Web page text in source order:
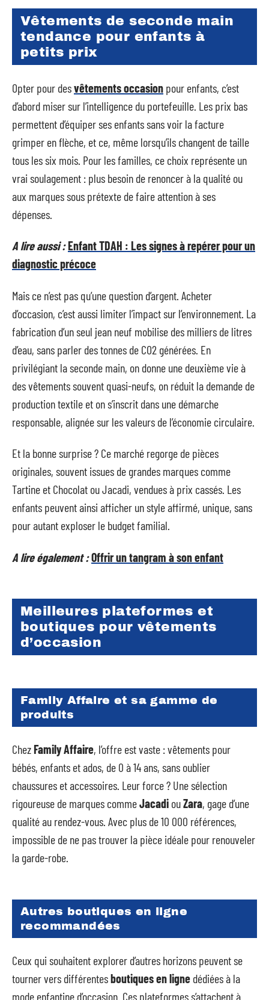
Vêtements de seconde main
tendance pour enfants à
petits prix
Opter pour desvêtements occasion pour enfants, c’est
d’abord miser sur l’intelligence du portefeuille. Les prix bas
permettent d’équiper ses enfants sans voir la facture
grimper en flèche, et ce, même lorsqu’ils changent de taille
tous les six mois. Pour les familles, ce choix représente un
vrai soulagement : plus besoin de renoncer à la qualité ou
aux marques sous prétexte de faire attention à ses
dépenses.
A lire aussi :Enfant TDAH : Les signes à repérer pour un
diagnostic précoce
Mais ce n’est pas qu’une question d’argent. Acheter
d’occasion, c’est aussi limiter l’impact sur l’environnement. La
fabrication d’un seul jean neuf mobilise des milliers de litres
d’eau, sans parler des tonnes de CO2 générées. En
privilégiant la seconde main, on donne une deuxième vie à
des vêtements souvent quasi-neufs, on réduit la demande de
production textile et on s’inscrit dans une démarche
responsable, alignée sur les valeurs de l’économie circulaire.
Et la bonne surprise ? Ce marché regorge de pièces
originales, souvent issues de grandes marques comme
Tartine et Chocolat ou Jacadi, vendues à prix cassés. Les
enfants peuvent ainsi afficher un style affirmé, unique, sans
pour autant exploser le budget familial.
A lire également :Offrir un tangram à son enfant
Meilleures plateformes et
boutiques pour vêtements
d’occasion
Family Affaire et sa gamme de
produits
ChezFamily Affaire, l’offre est vaste : vêtements pour
bébés, enfants et ados, de 0 à 14 ans, sans oublier
chaussures et accessoires. Leur force ? Une sélection
rigoureuse de marques commeJacadi ouZara, gage d’une
qualité au rendez-vous. Avec plus de 10 000 références,
impossible de ne pas trouver la pièce idéale pour renouveler
la garde-robe.
Autres boutiques en ligne
recommandées
Ceux qui souhaitent explorer d’autres horizons peuvent se
tourner vers différentesboutiques en ligne dédiées à la
mode enfantine d’occasion. Ces plateformes s’attachent à